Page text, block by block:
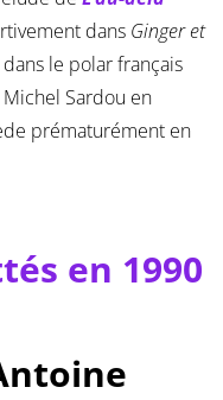
dans Ginger et
dans le polar français
Sardou en
prématurément en
en 1990